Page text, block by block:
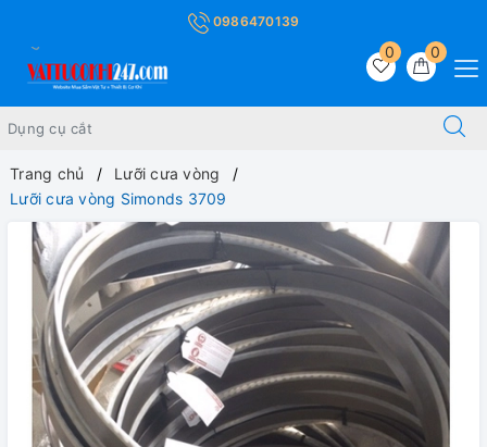
0986470139
0
0
Trang chủ
Lưỡi cưa vòng
Lưỡi cưa vòng Simonds 3709